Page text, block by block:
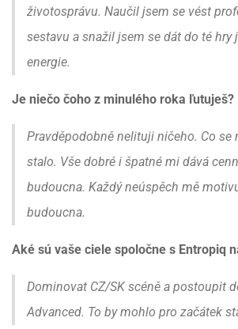
životosprávu. Naučil jsem se vést
sestavu a snažil jsem se dát do té hry
energie.
Je niečo čoho z minulého roka ľutuješ?
Pravděpodobně nelituji ničeho. Co se
stalo. Vše dobré i špatné mi dává
budoucna. Každý neúspěch mě
budoucna.
Aké sú vaše ciele spoločne s Entropiq
Dominovat CZ/SK scéně a postoupit
Advanced. To by mohlo pro začátek